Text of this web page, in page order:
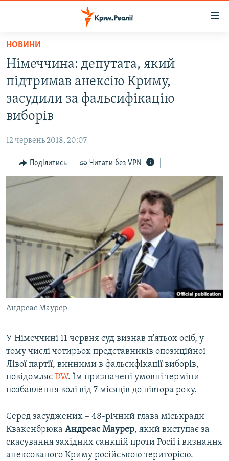
Перейти
основного
матеріалу
Перейти
до
основної
Перейти
пошуку
ВІДЕО ТА ФОТО
ПОЛІТИКА
ПОГЛЯД
ІНТЕРВ'Ю
ВСЕ ЗА ДЕНЬ
ДЕПОРТАЦІЯ
ВІДЕОУРОКИ «ELIFBE»
СВІДЧЕННЯ ОКУПАЦІЇ
УКРАЇНСЬКА ПРОБЛЕМА КРИМУ
ІНФОГРАФІКА
ЯК ОБІЙТИ БЛОКУВАННЯ
Русский
Qırımtatar
ДОЛУЧАЙСЯ!
Усі сайти RFE/RL
НОВИНИ
Німеччина: депутата, який
підтримав анексію Криму,
засудили за фальсифікацію
виборів
12 червень 2018, 20:07
Поділитись Читати без VPN
Андреас Маурер
У Німеччині 11 червня суд визнав п'ятьох осіб, у
тому числі чотирьох представників опозиційної
Лівої партії, винними в фальсифікації виборів,
повідомляє DW. Їм призначені умовні терміни
позбавлення волі від 7 місяців до півтора року.
Серед засуджених – 48-річний глава міськради
Квакенбрюка Андреас Маурер, який виступає за
скасування західних санкцій проти Росії і визнання
анексованого Криму російською територією.